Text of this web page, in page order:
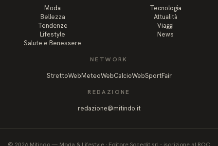
Moda
Bellezza
Tendenze
Lifestyle
Salute e Benessere
Tecnologia
Attualità
Viaggi
News
NETWORK
StrettoWebMeteoWebCalcioWebSportFair
REDAZIONE
redazione@mitindo.it